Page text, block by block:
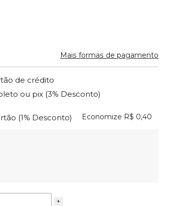
Mais formas de pagamento
de crédito
ou pix (3% Desconto)
(1% Desconto) Economize R$ 0,40
+